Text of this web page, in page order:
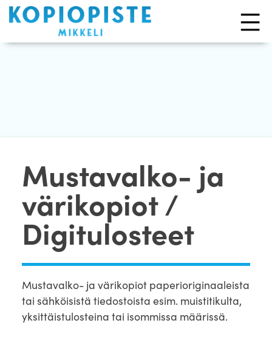
Skip
Mustavalko- ja
värikopiot /
Digitulosteet
Mustavalko- ja värikopiot paperioriginaaleista
tai sähköisistä tiedostoista esim. muistitikulta,
yksittäistulosteina tai isommissa määrissä.